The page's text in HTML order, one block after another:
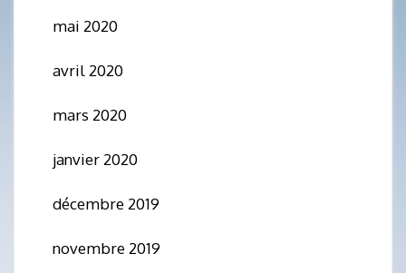
mai 2020
avril 2020
mars 2020
janvier 2020
décembre 2019
novembre 2019